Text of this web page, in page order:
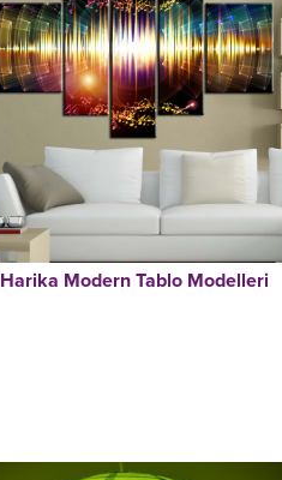
Harika Modern Tablo Modelleri